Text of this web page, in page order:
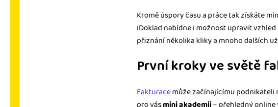
Kromě úspory času a práce tak získáte
iDoklad nabídne i možnost upravit
přiznání několika kliky a mnoho dalších
První kroky ve světě
Fakturacemůže začínajícímu podnikateli